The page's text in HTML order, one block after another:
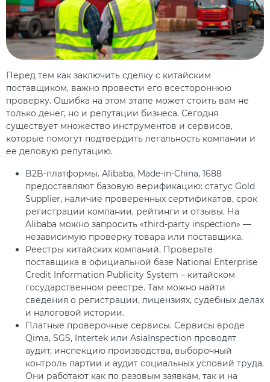
Перед тем как заключить сделку с китайским
поставщиком, важно провести его всестороннюю
проверку. Ошибка на этом этапе может стоить вам не
только денег, но и репутации бизнеса. Сегодня
существует множество инструментов и сервисов,
которые помогут подтвердить легальность компании и
ее деловую репутацию.
B2B-платформы. Alibaba, Made-in-China, 1688
предоставляют базовую верификацию: статус Gold
Supplier, наличие проверенных сертификатов, срок
регистрации компании, рейтинги и отзывы. На
Alibaba можно запросить «third-party inspection» —
независимую проверку товара или поставщика.
Реестры китайских компаний. Проверьте
поставщика в официальной базе National Enterprise
Credit Information Publicity System – китайском
государственном реестре. Там можно найти
сведения о регистрации, лицензиях, судебных делах
и налоговой истории.
Платные проверочные сервисы. Сервисы вроде
Qima, SGS, Intertek или AsiaInspection проводят
аудит, инспекцию производства, выборочный
контроль партии и аудит социальных условий труда.
Они работают как по разовым заявкам, так и на